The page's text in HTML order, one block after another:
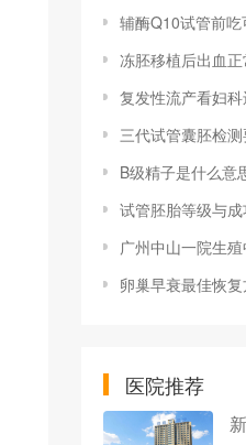
辅酶Q10试管前吃可以起到什么
冻胚移植后出血正常吗会流产吗冻
复发性流产看妇科还是生殖科复发性
三代试管囊胚检测要多
B级精子是什么意
试管胚胎等级与成功率图什么是试管胚胎等级,试管胚胎等
广州中山一院生殖中心做试管怎么样广州中山
卵巢早衰最佳恢复方法月
医院推荐